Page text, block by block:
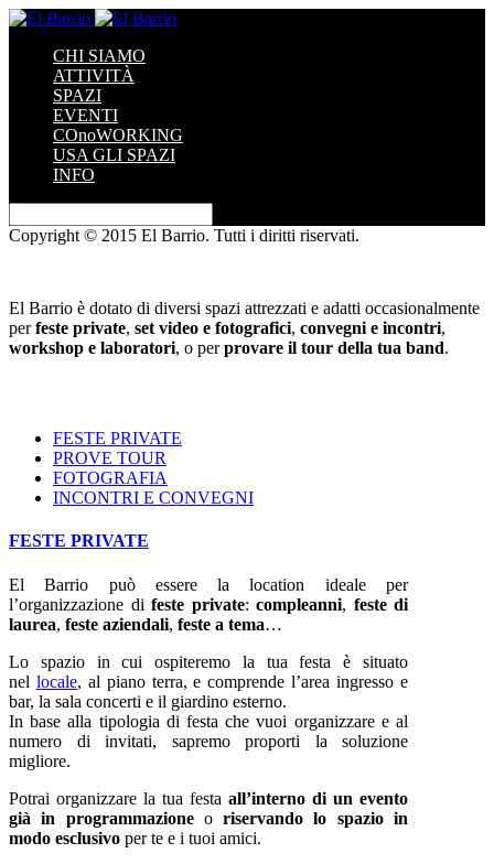
CHI SIAMO
ATTIVITÀ
SPAZI
EVENTI
COnoWORKING
USA GLI SPAZI
INFO
Copyright © 2015 El Barrio. Tutti i diritti riservati.
El Barrio è dotato di diversi spazi attrezzati e adatti occasionalmente
perfeste private, set video e fotografici, convegni e incontri,
workshop e laboratori, o perprovare il tour della tua band.
FESTE PRIVATE
PROVE TOUR
FOTOGRAFIA
INCONTRI E CONVEGNI
FESTE PRIVATE
El Barrio può essere la location ideale per
l’organizzazione di feste private: compleanni, feste di
laurea, feste aziendali, feste a tema…
Lo spazio in cui ospiteremo la tua festa è situato
nel locale, al piano terra, e comprende l’area ingresso e
bar, la sala concerti e il giardino esterno.
In base alla tipologia di festa che vuoi organizzare e al
numero di invitati, sapremo proporti la soluzione
migliore.
Potrai organizzare la tua festa all’interno di un evento
già in programmazioneoriservando lo spazio in
modo esclusivo per te e i tuoi amici.